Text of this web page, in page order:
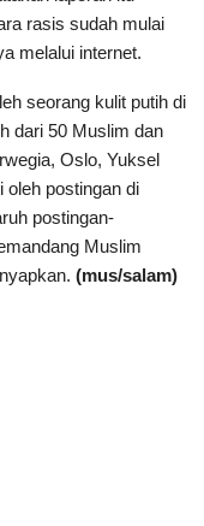
rasis sudah mulai
melalui internet.
seorang kulit putih di
dari 50 Muslim dan
Oslo, Yuksel
oleh postingan di
postingan-
Muslim
(mus/salam)